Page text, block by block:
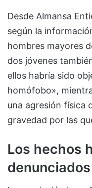
Desde Almansa
según la
hombres mayores
dos jóvenes
ellos habría sido
homófobo»,
una agresión física
gravedad por las
Los hechos
denunciados